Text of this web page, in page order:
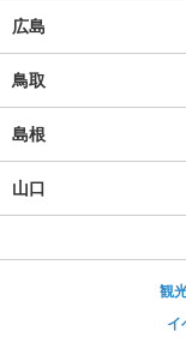
広島
鳥取
島根
山口
観
イ